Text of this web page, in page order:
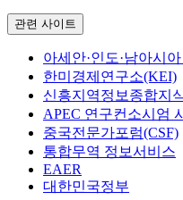
관련 사이트
아세안·인도·남아시
한미경제연구소(KEI)
신흥지역정보종합지
APEC 연구컨소시엄
중국전문가포럼(CSF)
통합무역 정보서비스
EAER
대한민국정부